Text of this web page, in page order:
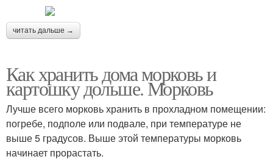
читать дальше →
Как хранить дома морковь и
картошку дольше. Морковь
Лучше всего морковь хранить в прохладном помещении:
погребе, подполе или подвале, при температуре не
выше 5 градусов. Выше этой температуры морковь
начинает прорастать.